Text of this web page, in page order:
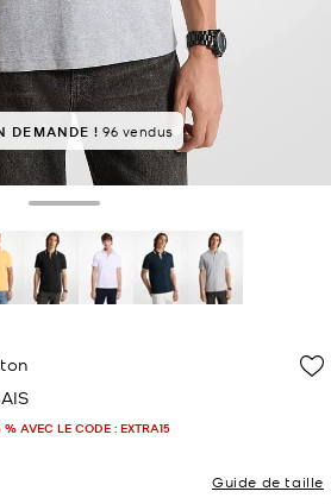
!Dernier achat il y a 55 minutes
DEMANDE ! 96 vendus
AVEC LE CODE : EXTRA15
Guide de taille